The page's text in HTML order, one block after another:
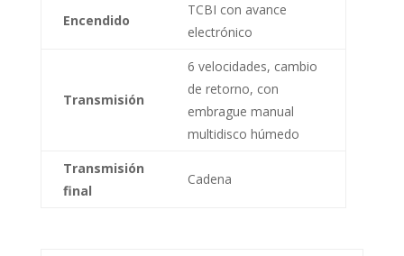
Encendido
TCBI con avance
electrónico
Transmisión
6 velocidades, cambio
de retorno, con
embrague manual
multidisco húmedo
Transmisión
final
Cadena